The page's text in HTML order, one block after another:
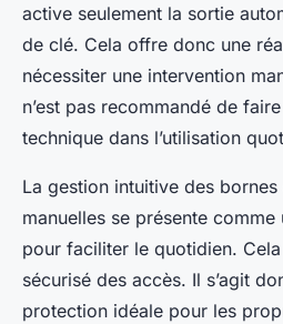
active seulement la sortie
de clé. Cela offre donc une
nécessiter une intervention
n’est pas recommandé de
technique dans l’utilisation
La gestion intuitive des
manuelles se présente
pour faciliter le quotidien.
sécurisé des accès. Il s’agit
protection idéale pour les